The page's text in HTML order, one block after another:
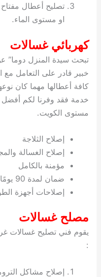
تصليح أعطال مفتاح
او مستوى الماء.
كهربائي غسالات
تبحث سيدة المنزل دوما”
خبير قادر على التعامل مع
كافة أعطالها مهما كان
خدمة فقد وفرنا لكم
مستوى الكويت.
إصلاح الثلاجة
إصلاح الغسالة
مؤمنة بالكامل
ضمان لمدة 90 يومًا لقطع الغيار والعمالة
إصلاحات أجهزة
مصلح غسالات
يقوم فني تصليح غسالات
:
إصلاح مشاكل